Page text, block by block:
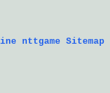
nttgame Sitemap